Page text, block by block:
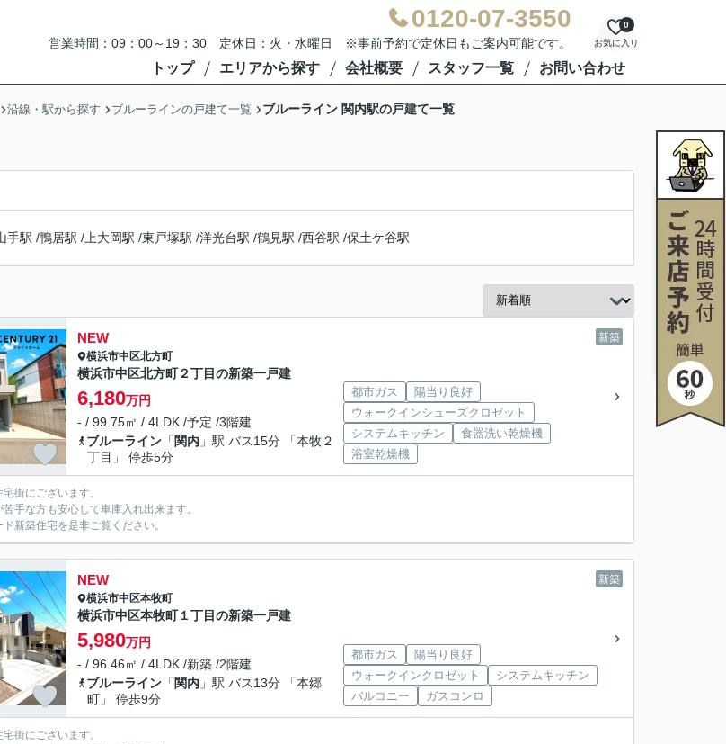
0120-07-3550
営業時間：09：00～19：30 定休日：火・水曜日 ※事前予約で定休日もご案内可能です。 お気に入り
0
トップ エリアから探す 会社概要 スタッフ一覧 お問い合わせ
沿線・駅から探す ブルーラインの戸建て一覧 ブルーライン 関内駅の戸建て一覧
手駅 /鴨居駅 / 上大岡駅 /東戸塚駅 /洋光台駅 /鶴見駅 /西谷駅 /保土ケ谷駅
新築
NEW
横浜市中区北方町
横浜市中区北方町２丁目の新築一戸建
6,180万円
- / 99.75㎡ / 4LDK /予定 /3階建
ブルーライン 「 関内 」駅 バス15分 「本牧２
丁目」 停歩5分
都市ガス
陽当り良好
ウォークインシューズクロゼット
システムキッチン
食器洗い乾燥機
浴室乾燥機
街にございます。
手な方も安心して車庫入れ出来ます。
新築住宅を是非ご覧ください。
新築
NEW
横浜市中区本牧町
横浜市中区本牧町１丁目の新築一戸建
5,980万円
- / 96.46㎡ / 4LDK /新築 /2階建
ブルーライン 「 関内 」駅 バス13分 「本郷
町」 停歩9分
都市ガス
陽当り良好
ウォークインクロゼット
システムキッチン
バルコニー
ガスコンロ
街にございます。